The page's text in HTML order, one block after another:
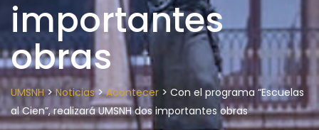
importantes
obras
UMSNH>Noticias>Acontecer > Con el programa “Escuelas
al Cien”, realizará UMSNH dos importantes obras